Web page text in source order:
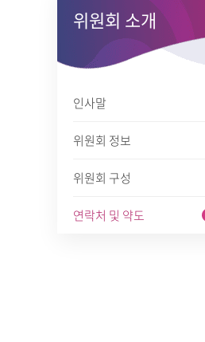
위원회 소개
인사말
위원회 정보
위원회 구성
연락처 및 약도